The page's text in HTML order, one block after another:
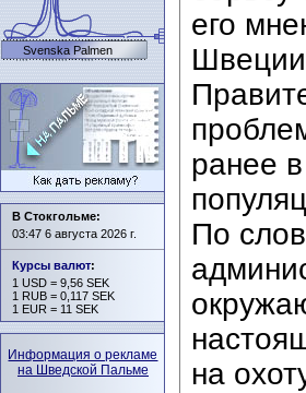
его
ранее
По
на
Svenska Palmen
В Стокгольме:
03:47 6 августа 2026 г.
Курсы валют:
1 USD = 9,56 SEK
1 RUB = 0,117 SEK
1 EUR = 11 SEK
Информация о рекламе
на Шведской Пальме